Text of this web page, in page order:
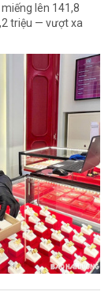
lên 141,8
triệu — vượt xa